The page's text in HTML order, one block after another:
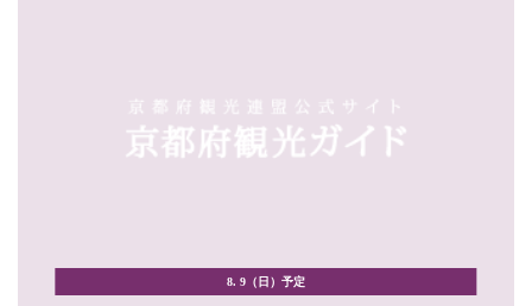
8. 9（日）予定